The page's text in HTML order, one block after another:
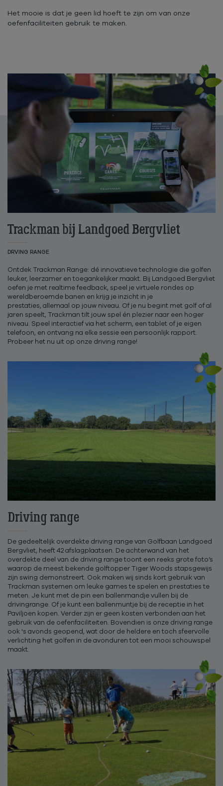
Het mooie is dat je geen lid hoeft te zijn om van onze
oefenfaciliteiten gebruik te maken.
Trackman bij Landgoed Bergvliet
DRVING RANGE
Ontdek Trackman Range: dé innovatieve technologie die golfen
leuker, leerzamer en toegankelijker maakt. Bij Landgoed Bergvliet
oefen je met realtime feedback, speel je virtuele rondes op
wereldberoemde banen en krijg je inzicht in je
prestaties, allemaal op jouw niveau. Of je nu begint met golf of al
jaren speelt, Trackman tilt jouw spel én plezier naar een hoger
niveau. Speel interactief via het scherm, een tablet of je eigen
telefoon, en ontvang na elke sessie een persoonlijk rapport.
Probeer het nu uit op onze driving range!
Driving range
De gedeeltelijk overdekte driving range van Golfbaan Landgoed
Bergvliet, heeft 42 afslagplaatsen. De achterwand van het
overdekte deel van de driving range toont een reeks grote foto’s
waarop de meest bekende golftopper Tiger Woods stapsgewijs
zijn swing demonstreert. Ook maken wij sinds kort gebruik van
Trackman systemen om leuke games te spelen en prestaties te
meten. Je kunt met de pin een ballenmandje vullen bij de
drivingrange. Of je kunt een ballenmuntje bij de receptie in het
Paviljoen kopen. Verder zijn er geen kosten verbonden aan het
gebruik van de oefenfaciliteiten. Bovendien is onze driving range
ook 's avonds geopend, wat door de heldere en toch sfeervolle
verlichting het golfen in de avonduren tot een mooi schouwspel
maakt.